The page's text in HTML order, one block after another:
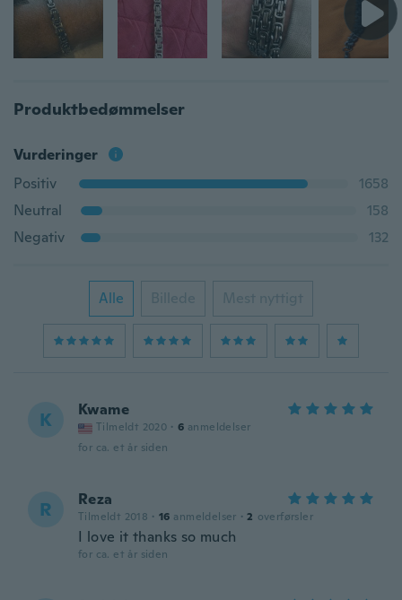
Produktbedømmelser
Vurderinger
Positiv
1658
Neutral
158
Negativ
132
Alle Billede Mest nyttigt
K Kwame
Tilmeldt 2020 · 6 anmeldelser
for ca. et år siden
R Reza
Tilmeldt 2018 · 16 anmeldelser · 2 overførsler
I love it thanks so much
for ca. et år siden